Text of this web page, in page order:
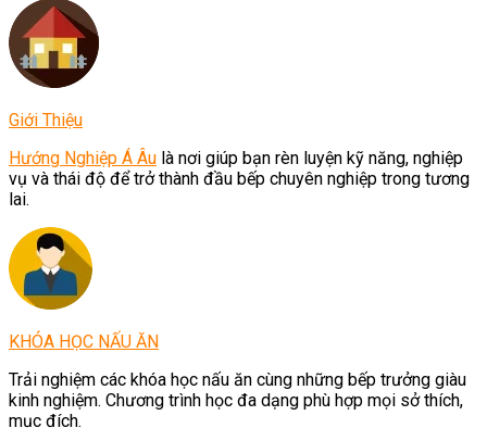
Giới Thiệu
Hướng Nghiệp Á Âu là nơi giúp bạn rèn luyện kỹ năng, nghiệp
vụ và thái độ để trở thành đầu bếp chuyên nghiệp trong tương
lai.
KHÓA HỌC NẤU ĂN
Trải nghiệm các khóa học nấu ăn cùng những bếp trưởng giàu
kinh nghiệm. Chương trình học đa dạng phù hợp mọi sở thích,
mục đích.